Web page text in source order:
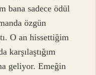
bana sadece ödül
özgün
O an hissettiğim
karşılaştığım
geliyor. Emeğin